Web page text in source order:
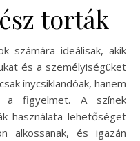
torták
számára ideálisak, akik
és a személyiségüket
ínycsiklandóak, hanem
a figyelmet. A színek
használata lehetőséget
alkossanak, és igazán